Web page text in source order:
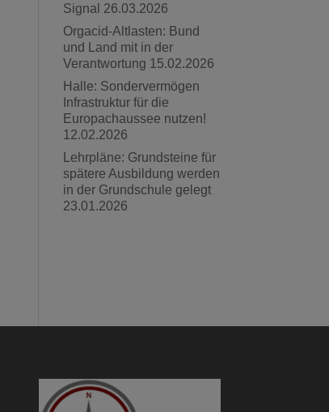
Signal 26.03.2026
Orgacid-Altlasten: Bund
und Land mit in der
Verantwortung 15.02.2026
Halle: Sondervermögen
Infrastruktur für die
Europachaussee nutzen!
12.02.2026
Lehrpläne: Grundsteine für
spätere Ausbildung werden
in der Grundschule gelegt
23.01.2026